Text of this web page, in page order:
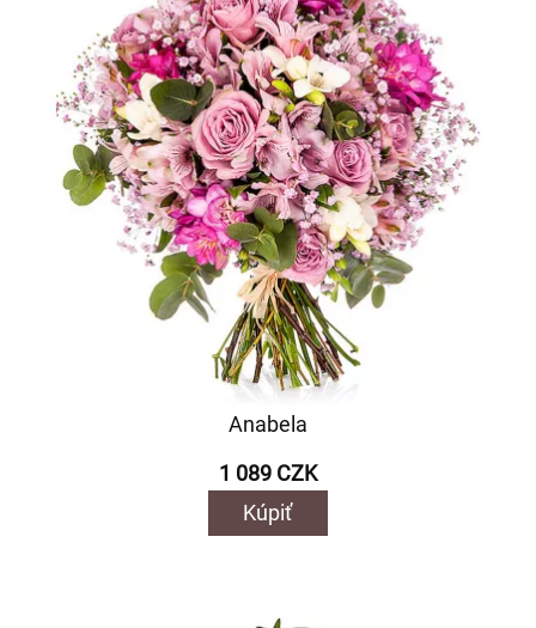
Anabela
1 089 CZK
Kúpiť